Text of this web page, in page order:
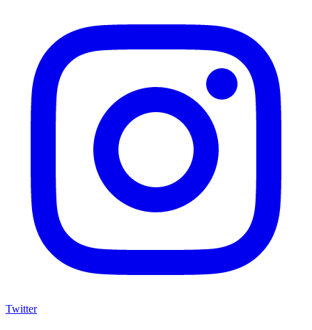
Twitter